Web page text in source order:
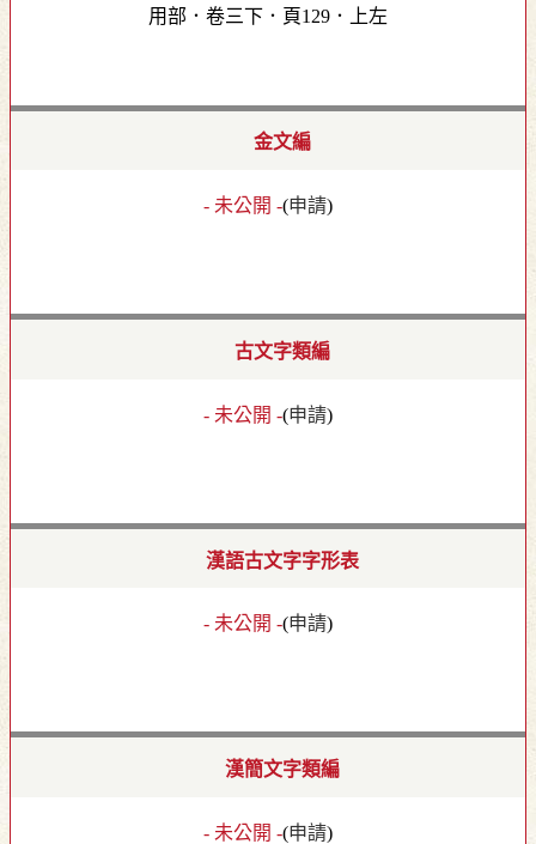
用部．卷三下．頁129．上左
金文編
- 未公開 -(申請)
古文字類編
- 未公開 -(申請)
漢語古文字字形表
- 未公開 -(申請)
漢簡文字類編
- 未公開 -(申請)